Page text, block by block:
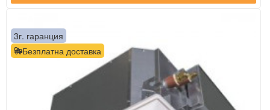
Безплатна доставка
3г. гаранция